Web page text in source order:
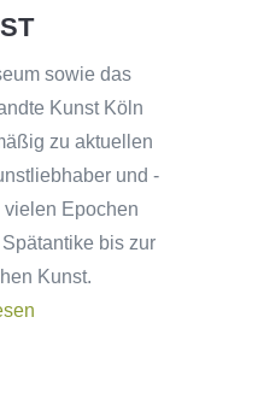
sowie das
Kunst Köln
zu aktuellen
und -
Epochen
bis zur
Kunst.